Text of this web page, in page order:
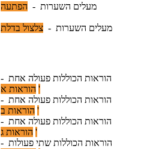
מעלים השערות - הפתעה
מעלים השערות - צלצול בדלת
הוראות הכוללות פעולה אחת -
הוראות א'
הוראות הכוללות פעולה אחת -
הוראות ב'
הוראות הכוללות פעולה אחת -
הוראות ג'
הוראות הכוללות שתי פעולות -